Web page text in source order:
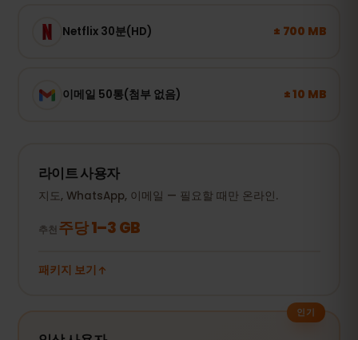
Netflix 30분(HD) ± 700 MB
이메일 50통(첨부 없음) ± 10 MB
라이트 사용자
지도, WhatsApp, 이메일 — 필요할 때만 온라인.
추천 주당 1–3 GB
패키지 보기
인기